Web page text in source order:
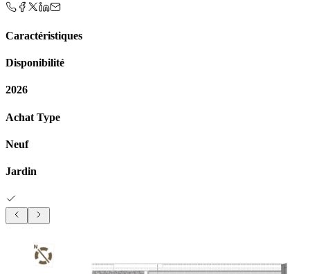
Caractéristiques
Disponibilité
2026
Achat Type
Neuf
Jardin